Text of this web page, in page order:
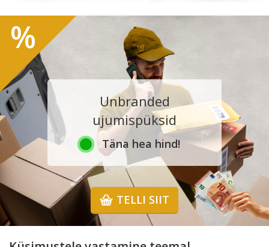
Unbranded
ujumispüksid
Täna hea hind!
TELLI SIIT
%